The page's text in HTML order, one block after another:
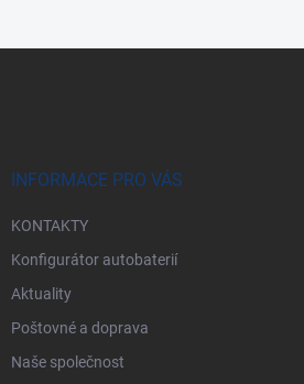
INFORMACE PRO VÁS
KONTAKTY
Konfigurátor autobaterií
Aktuality
Poštovné a doprava
Naše společnost